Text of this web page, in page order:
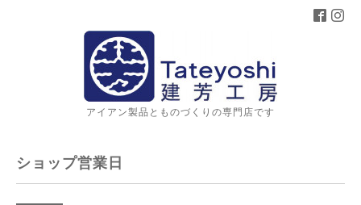
アイアン製品とものづくりの専門店です
ショップ営業日